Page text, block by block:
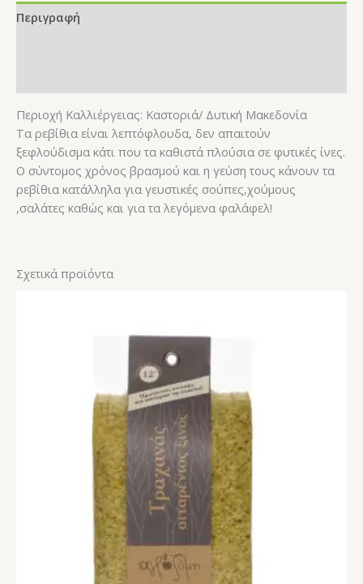
Περιγραφή
Περιοχή Καλλιέργειας: Καστοριά/ Δυτική Μακεδονία
Τα ρεβίθια είναι λεπτόφλουδα, δεν απαιτούν
ξεφλούδισμα κάτι που τα καθιστά πλούσια σε φυτικές ίνες.
Ο σύντομος χρόνος βρασμού και η γεύση τους κάνουν τα
ρεβίθια κατάλληλα για γευστικές σούπες,χούμους
,σαλάτες καθώς και για τα λεγόμενα φαλάφελ!
Σχετικά προϊόντα